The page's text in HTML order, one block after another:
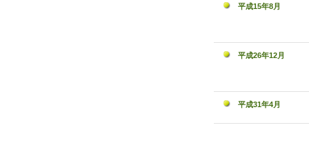
平成15年8月
平成26年12月
平成31年4月